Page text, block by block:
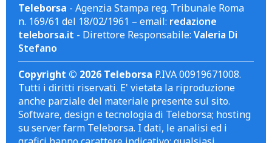
Teleborsa - Agenzia Stampa reg. Tribunale Roma
n. 169/61 del 18/02/1961 – email: redazione
teleborsa.it - Direttore Responsabile: Valeria Di
Stefano
Copyright © 2026 Teleborsa P.IVA 00919671008.
Tutti i diritti riservati. E' vietata la riproduzione
anche parziale del materiale presente sul sito.
Software, design e tecnologia di Teleborsa; hosting
su server farm Teleborsa. I dati, le analisi ed i